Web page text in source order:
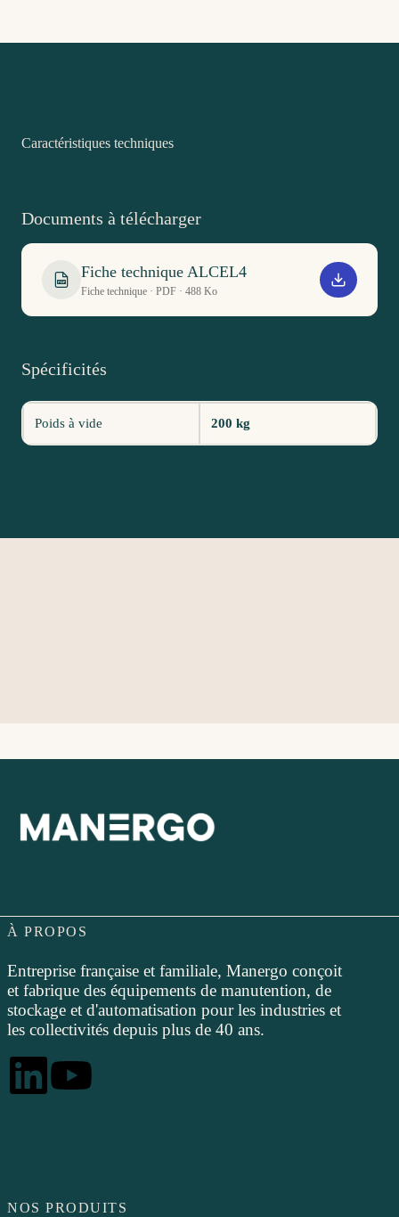
Caractéristiques techniques
Documents à télécharger
PDF
Fiche technique ALCEL4
Fiche technique · PDF · 488 Ko
Spécificités
Poids à vide 200 kg
À PROPOS
Entreprise française et familiale, Manergo conçoit
et fabrique des équipements de manutention, de
stockage et d'automatisation pour les industries et
les collectivités depuis plus de 40 ans.
NOS PRODUITS